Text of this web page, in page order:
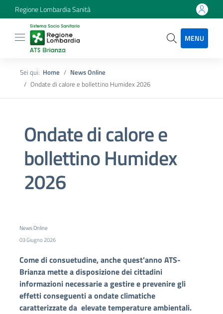
Regione Lombardia Sanità
MENU
Sei qui: Home
News Online
Ondate di calore e bollettino Humidex 2026
Ondate di calore e
bollettino Humidex
2026
News Online
03 Giugno 2026
Come di consuetudine, anche quest'anno ATS-
Brianza mette a disposizione dei cittadini
informazioni necessarie a gestire e prevenire gli
effetti conseguenti a ondate climatiche
caratterizzate da elevate temperature ambientali.